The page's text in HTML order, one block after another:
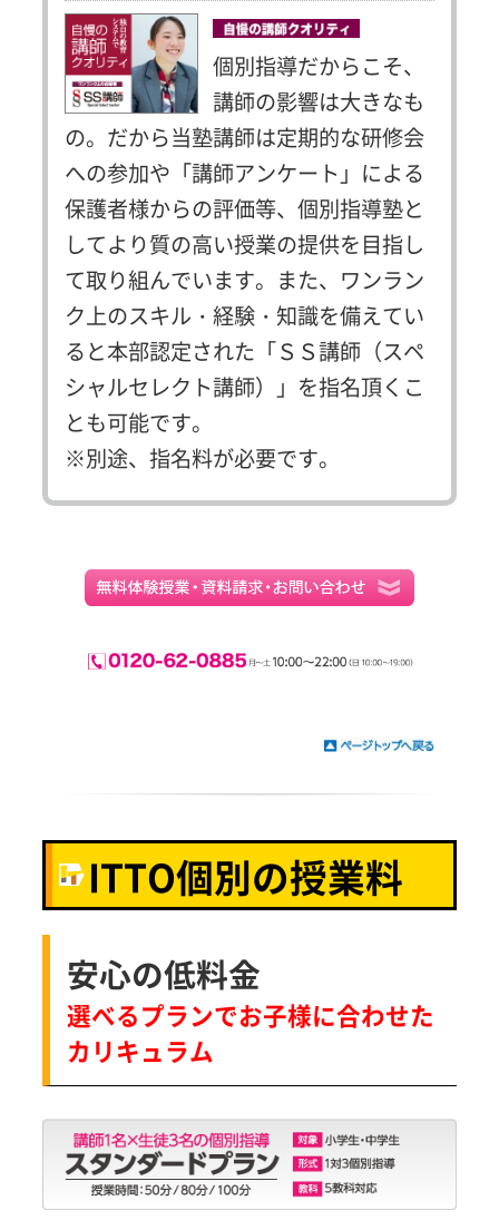
個別指導だからこそ、
講師の影響は大きなも
の。だから当塾講師は定期的な研修会
への参加や「講師アンケート」による
保護者様からの評価等、個別指導塾と
してより質の高い授業の提供を目指し
て取り組んでいます。また、ワンラン
ク上のスキル・経験・知識を備えてい
ると本部認定された「ＳＳ講師（スペ
シャルセレクト講師）」を指名頂くこ
とも可能です。
※別途、指名料が必要です。
ITTO個別の授業料
安心の低料金
選べるプランでお子様に合わせた
カリキュラム